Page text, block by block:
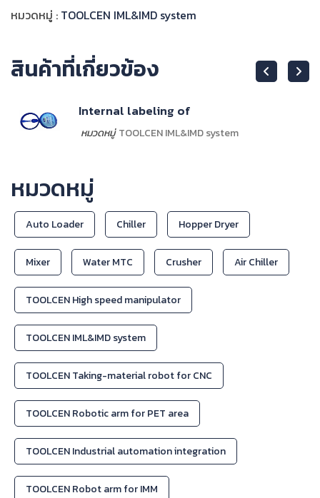
หมวดหมู่ : TOOLCEN IML&IMD system
สินค้าที่เกี่ยวข้อง
Internal labeling of
หมวดหมู่ TOOLCEN IML&IMD system
หมวดหมู่
Auto Loader Chiller Hopper Dryer
Mixer Water MTC Crusher Air Chiller
TOOLCEN High speed manipulator
TOOLCEN IML&IMD system
TOOLCEN Taking-material robot for CNC
TOOLCEN Robotic arm for PET area
TOOLCEN Industrial automation integration
TOOLCEN Robot arm for IMM